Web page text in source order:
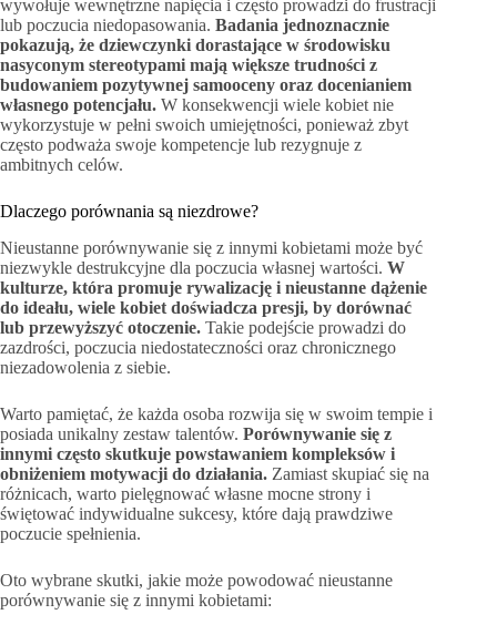
wywołuje wewnętrzne napięcia i często prowadzi do frustracji
lub poczucia niedopasowania. Badania jednoznacznie
pokazują, że dziewczynki dorastające w środowisku
nasyconym stereotypami mają większe trudności z
budowaniem pozytywnej samooceny oraz docenianiem
własnego potencjału. W konsekwencji wiele kobiet nie
wykorzystuje w pełni swoich umiejętności, ponieważ zbyt
często podważa swoje kompetencje lub rezygnuje z
ambitnych celów.
Dlaczego porównania są niezdrowe?
Nieustanne porównywanie się z innymi kobietami może być
niezwykle destrukcyjne dla poczucia własnej wartości. W
kulturze, która promuje rywalizację i nieustanne dążenie
do ideału, wiele kobiet doświadcza presji, by dorównać
lub przewyższyć otoczenie. Takie podejście prowadzi do
zazdrości, poczucia niedostateczności oraz chronicznego
niezadowolenia z siebie.
Warto pamiętać, że każda osoba rozwija się w swoim tempie i
posiada unikalny zestaw talentów. Porównywanie się z
innymi często skutkuje powstawaniem kompleksów i
obniżeniem motywacji do działania. Zamiast skupiać się na
różnicach, warto pielęgnować własne mocne strony i
świętować indywidualne sukcesy, które dają prawdziwe
poczucie spełnienia.
Oto wybrane skutki, jakie może powodować nieustanne
porównywanie się z innymi kobietami: